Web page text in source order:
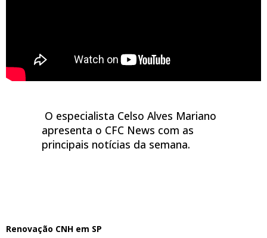
O especialista Celso Alves Mariano
apresenta o CFC News com as
principais notícias da semana.
Renovação CNH em SP